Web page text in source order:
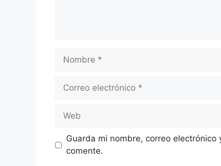
Nombre
Correo
Web
Guarda mi nombre, correo
comente.